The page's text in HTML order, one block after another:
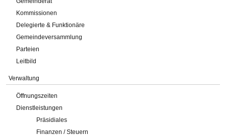
Kommissionen
Delegierte & Funktionäre
Gemeindeversammlung
Parteien
Leitbild
Verwaltung
Öffnungszeiten
Dienstleistungen
Präsidiales
Finanzen / Steuern